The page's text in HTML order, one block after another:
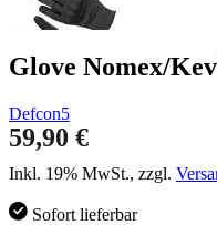
Glove Nomex/
Defcon5
59,90 €
Inkl. 19% MwSt., zzgl.
Sofort lieferbar